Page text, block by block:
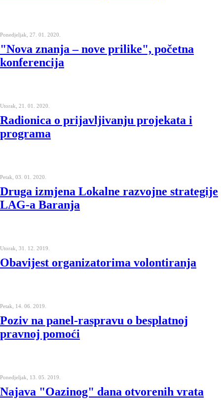
Ponedjeljak, 27. 01. 2020.
"Nova znanja – nove prilike", početna
konferencija
Utorak, 21. 01. 2020.
Radionica o prijavljivanju projekata i
programa
Petak, 03. 01. 2020.
Druga izmjena Lokalne razvojne strategije
LAG-a Baranja
Utorak, 31. 12. 2019.
Obavijest organizatorima volontiranja
Petak, 14. 06. 2019.
Poziv na panel-raspravu o besplatnoj
pravnoj pomoći
Ponedjeljak, 13. 05. 2019.
Najava "Oazinog" dana otvorenih vrata